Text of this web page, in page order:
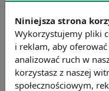
Niniejsza strona
Wykorzystujemy pliki
i reklam, aby
analizować ruch w
korzystasz z naszej
społecznościowym,